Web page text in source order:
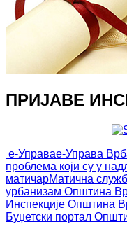
ПРИЈАВЕ
е-Управае-Управа
проблема који су у
матичарМатична
урбанизам Општина
Инспекције Општина
Буџетски портал